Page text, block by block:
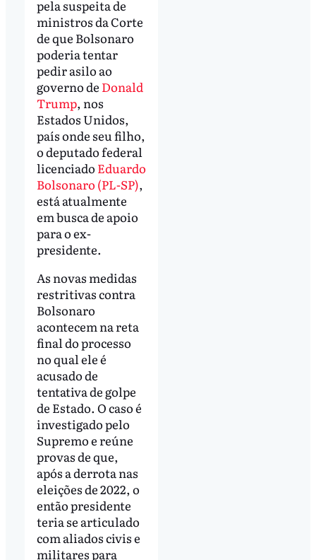
pela suspeita de
ministros da Corte
de que Bolsonaro
poderia tentar
pedir asilo ao
governo de Donald
Trump, nos
Estados Unidos,
país onde seu filho,
o deputado federal
licenciado Eduardo
Bolsonaro (PL-SP),
está atualmente
em busca de apoio
para o ex-
presidente.
As novas medidas
restritivas contra
Bolsonaro
acontecem na reta
final do processo
no qual ele é
acusado de
tentativa de golpe
de Estado. O caso é
investigado pelo
Supremo e reúne
provas de que,
após a derrota nas
eleições de 2022, o
então presidente
teria se articulado
com aliados civis e
militares para